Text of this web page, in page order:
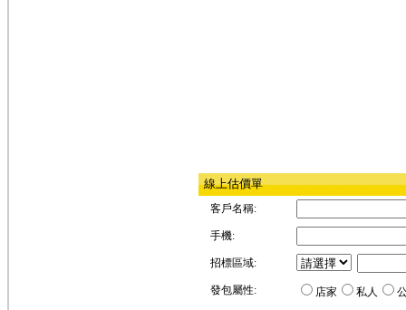
線上估價單
客戶名稱:
手機:
招標區域:
發包屬性: 店家 私人